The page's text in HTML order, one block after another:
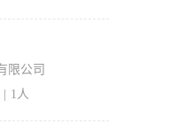
限公司
1人